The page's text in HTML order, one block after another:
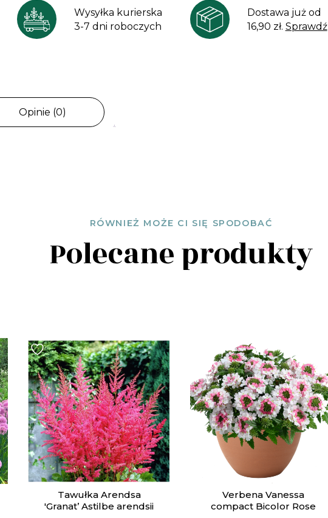
Wysyłka kurierska
3-7 dni roboczych
Dostawa już od
16,90 zł. Sprawdź
Opinie (0)
RÓWNIEŻ MOŻE CI SIĘ SPODOBAĆ
Polecane produkty
Tawułka Arendsa
'Granat’ Astilbe arendsii
Verbena Vanessa
compact Bicolor Rose